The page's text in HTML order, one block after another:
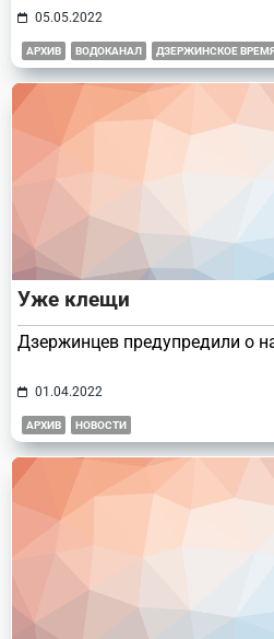
05.05.2022
АРХИВ ВОДОКАНАЛ ДЗЕРЖИНСКОЕ
Уже клещи
Дзержинцев предупредили о
01.04.2022
АРХИВ НОВОСТИ